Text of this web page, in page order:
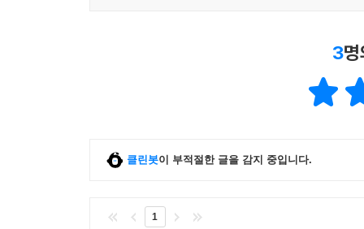
3
클린봇이 부적절한 글을 감지 중입니다.
1